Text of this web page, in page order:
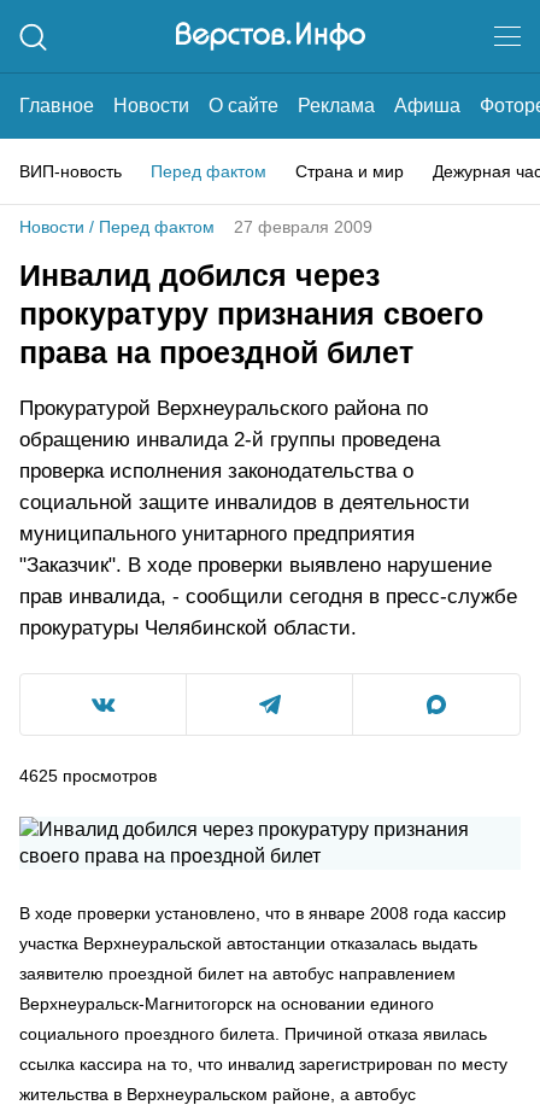
Главное Новости О сайте Реклама Афиша
ВИП-новость Перед фактом Страна и мир Дежурная
Новости / Перед фактом 27 февраля 2009
Инвалид добился через
прокуратуру признания своего
права на проездной билет
Прокуратурой Верхнеуральского района по
обращению инвалида 2-й группы проведена
проверка исполнения законодательства о
социальной защите инвалидов в деятельности
муниципального унитарного предприятия
"Заказчик". В ходе проверки выявлено нарушение
прав инвалида, - сообщили сегодня в пресс-службе
прокуратуры Челябинской области.
4625 просмотров
В ходе проверки установлено, что в январе 2008 года кассир
участка Верхнеуральской автостанции отказалась выдать
заявителю проездной билет на автобус направлением
Верхнеуральск-Магнитогорск на основании единого
социального проездного билета. Причиной отказа явилась
ссылка кассира на то, что инвалид зарегистрирован по месту
жительства в Верхнеуральском районе, а автобус